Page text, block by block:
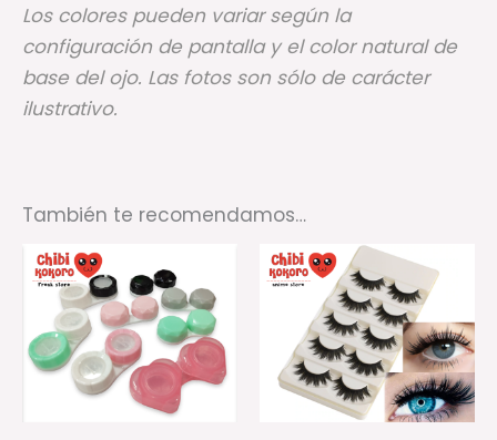
Los colores pueden variar según la
configuración de pantalla y el color natural de
base del ojo. Las fotos son sólo de carácter
ilustrativo.
También te recomendamos…
de
precios:
desde
$2.000,00
hasta
$4.000,00
Este
producto
múltiples
variantes.